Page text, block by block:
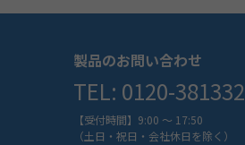
製品のお問い合わせ
TEL: 0120-381332
【受付時間】9:00 ～ 17:50
（土日・祝日・会社休日を除く）